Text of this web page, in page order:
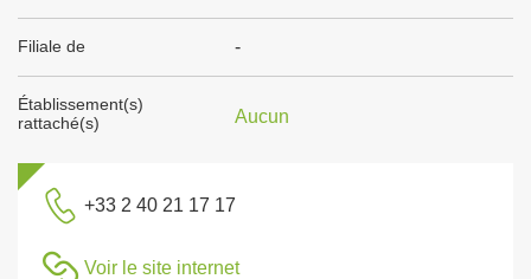
Filiale de -
Établissement(s)
rattaché(s)
Aucun
+33 2 40 21 17 17
Voir le site internet